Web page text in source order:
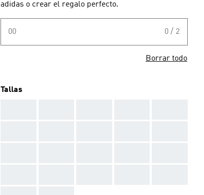
adidas o crear el regalo perfecto.
00 0 / 2
Borrar todo
Tallas